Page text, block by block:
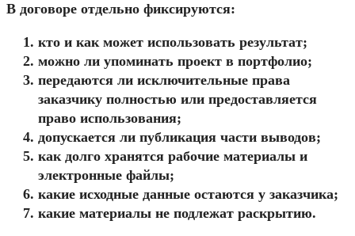
В договоре отдельно фиксируются:
кто и как может использовать результат;
можно ли упоминать проект в портфолио;
передаются ли исключительные права
заказчику полностью или предоставляется
право использования;
допускается ли публикация части выводов;
как долго хранятся рабочие материалы и
электронные файлы;
какие исходные данные остаются у заказчика;
какие материалы не подлежат раскрытию.